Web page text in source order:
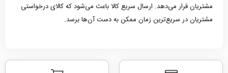
مشتریان قرار می‌دهد. ارسال سریع کالا باعث می‌شود که کالای درخواستی
مشتریان در سریع‌ترین زمان ممکن به دست آن‌ها برسد.